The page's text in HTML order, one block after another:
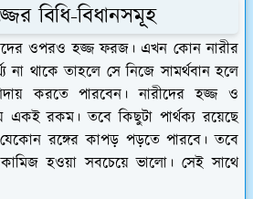
বিধি-বিধানসমূহ
তাদের ওপরও হজ্জ ফরজ। এখন কোন নারীর
না থাকে তাহলে সে নিজে সামর্থবান হলে
করতে পারবেন। নারীদের হজ্জ ও
একই রকম। তবে কিছুটা পার্থক্য রয়েছে
রঙ্গের কাপড় পড়তে পারবে। তবে
হওয়া সবচেয়ে ভালো। সেই সাথে